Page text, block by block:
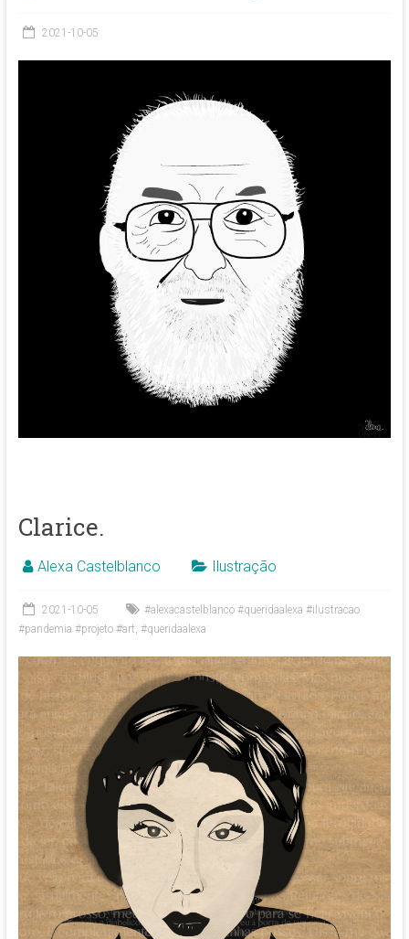
2021-10-05
Clarice.
Alexa Castelblanco Ilustração
2021-10-05
#alexacastelblanco #queridaalexa #ilustracao
#pandemia #projeto #art, #queridaalexa